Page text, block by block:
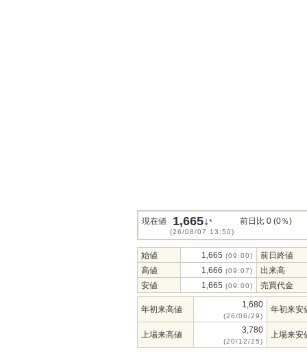
現在値 1,665↓*
(26/08/07 13:50)
前日比 0 (0％)
始値 1,665 (09:00)
前日終値
高値
1,666 (09:07)
出来高
安値
1,665 (09:00) 売買代金
年初来高値 1,680
(26/06/29)
年初来安
上場来高値 3,780
(20/12/25)
上場来安